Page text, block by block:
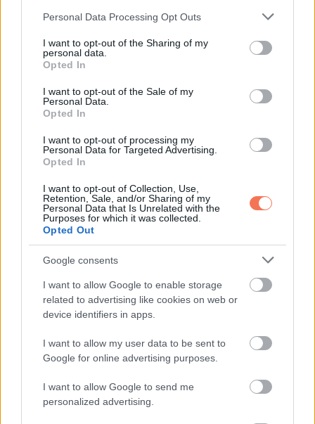
Please note that this website/app uses one or more Google
not limited to your visit or usage behaviour. You may click to
grant or deny consent to Google and its third-party tags to
use your data for below specified purposes in below Google
consent section.
Personal Data Processing Opt Outs
I want to opt-out of the Sharing of my
personal data.
Opted In
I want to opt-out of the Sale of my
Personal Data.
Opted In
I want to opt-out of processing my
Personal Data for Targeted Advertising.
Opted In
I want to opt-out of Collection, Use,
Retention, Sale, and/or Sharing of my
Personal Data that Is Unrelated with the
Purposes for which it was collected.
Opted Out
Google consents
I want to allow Google to enable storage
related to advertising like cookies on web or
device identifiers in apps.
I want to allow my user data to be sent to
Google for online advertising purposes.
I want to allow Google to send me
personalized advertising.
A két nő az éjszakát nevetgéléssel, kínai ételek
fogyasztásával és a szokásos “bestie” módon mindent
megbeszéltek. Emlékezetes éjszakájuk során Michelle
elmondta szokatlan kérését, és nagymamája helyeslő
bólintást adott. Két nappal később sajnos elhunyt.